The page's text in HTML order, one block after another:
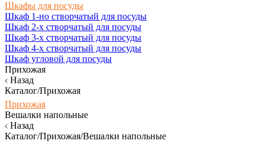
Шкафы для посуды
Шкаф 1-но створчатый для посуды
Шкаф 2-х створчатый для посуды
Шкаф 3-х створчатый для посуды
Шкаф 4-х створчатый для посуды
Шкаф угловой для посуды
Прихожая
Назад
Каталог/Прихожая
Прихожая
Вешалки напольные
Назад
Каталог/Прихожая/Вешалки напольные